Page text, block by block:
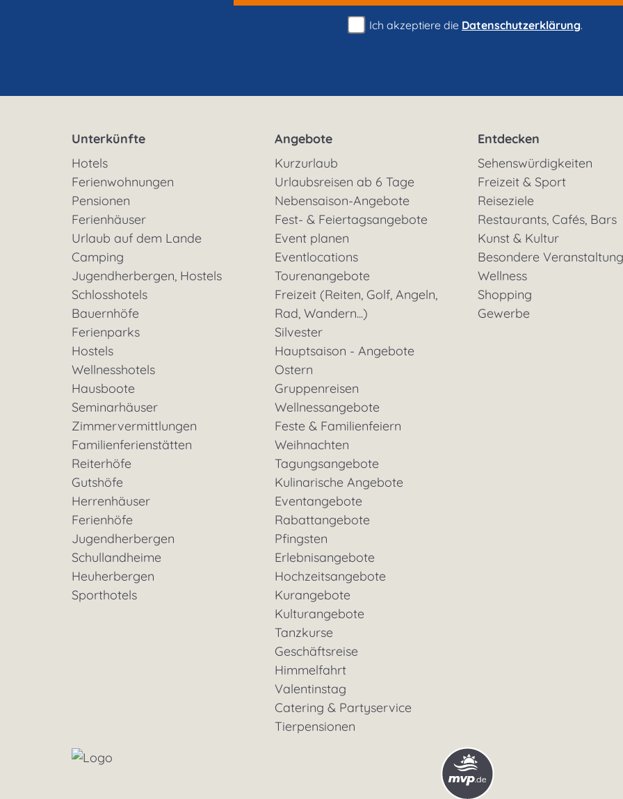
Ich akzeptiere die Datenschutzerklärung.
Unterkünfte
Hotels
Ferienwohnungen
Pensionen
Ferienhäuser
Urlaub auf dem Lande
Camping
Jugendherbergen, Hostels
Schlosshotels
Bauernhöfe
Ferienparks
Hostels
Wellnesshotels
Hausboote
Seminarhäuser
Zimmervermittlungen
Familienferienstätten
Reiterhöfe
Gutshöfe
Herrenhäuser
Ferienhöfe
Jugendherbergen
Schullandheime
Heuherbergen
Sporthotels
Angebote
Kurzurlaub
Urlaubsreisen ab 6 Tage
Nebensaison-Angebote
Fest- & Feiertagsangebote
Event planen
Eventlocations
Tourenangebote
Freizeit (Reiten, Golf, Angeln,
Rad, Wandern...)
Silvester
Hauptsaison - Angebote
Ostern
Gruppenreisen
Wellnessangebote
Feste & Familienfeiern
Weihnachten
Tagungsangebote
Kulinarische Angebote
Eventangebote
Rabattangebote
Pfingsten
Erlebnisangebote
Hochzeitsangebote
Kurangebote
Kulturangebote
Tanzkurse
Geschäftsreise
Himmelfahrt
Valentinstag
Catering & Partyservice
Tierpensionen
Entdecken
Sehenswürdigkeiten
Freizeit & Sport
Reiseziele
Restaurants, Cafés, Bars
Kunst & Kultur
Besondere
Wellness
Shopping
Gewerbe